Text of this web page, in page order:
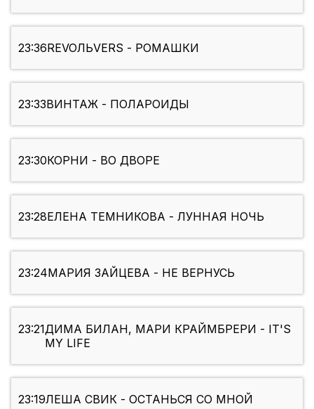
23:36REVOЛЬVERS - РОМАШКИ
23:33ВИНТАЖ - ПОЛАРОИДЫ
23:30КОРНИ - ВО ДВОРЕ
23:28ЕЛЕНА ТЕМНИКОВА - ЛУННАЯ НОЧЬ
23:24МАРИЯ ЗАЙЦЕВА - НЕ ВЕРНУСЬ
23:21ДИМА БИЛАН, МАРИ КРАЙМБРЕРИ - IT'S
MY LIFE
23:19ЛЕША СВИК - ОСТАНЬСЯ СО МНОЙ